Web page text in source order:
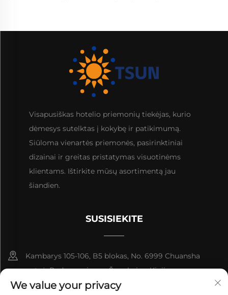
Visapusiškas hotelio priemonių tiekėjas, kurio
dėmesys sutelktas į kokybę ir patikimumą.
Siūloma vienartės priemonės, pasirinktiniai
dizainai ir greitas pristatymas visuotinėms
klientams. Ištirkite mūsų asortimentą jau
šiandien.
SUSISIEKITE
Kambarys 105-106, B5 blokas, No. 6999 Chuansha
gatvė, Pudong rajonas, Šanghajus, Kinija
+86-13501965616
We value your privacy